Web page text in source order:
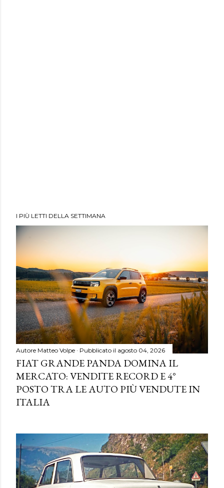
I PIÙ LETTI DELLA SETTIMANA
Autore Matteo Volpe Pubblicato il agosto 04, 2026
FIAT GRANDE PANDA DOMINA IL
MERCATO: VENDITE RECORD E 4°
POSTO TRA LE AUTO PIÙ VENDUTE IN
ITALIA